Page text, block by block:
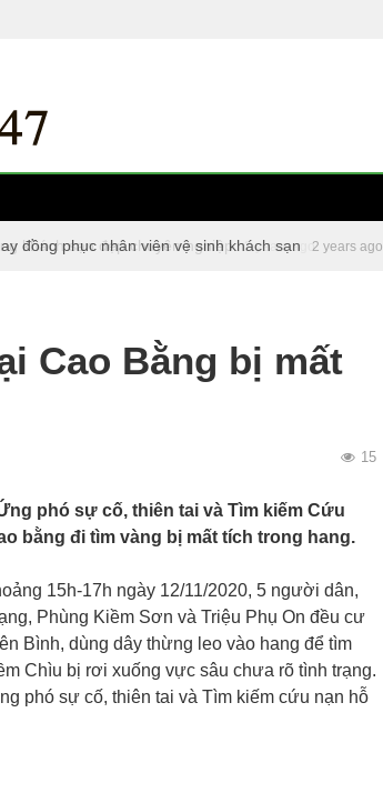
đồng phục nhân viên vệ sinh khách sạn 2 years ago
khách sạn đẹp chuyên nghiệp 2 years ago
Cao Bằng bị mất
15
phó sự cố, thiên tai và Tìm kiếm Cứu
bằng đi tìm vàng bị mất tích trong hang.
15h-17h ngày 12/11/2020, 5 người dân,
Phùng Kiềm Sơn và Triệu Phụ On đều cư
Bình, dùng dây thừng leo vào hang để tìm
Chìu bị rơi xuống vực sâu chưa rõ tình trạng.
phó sự cố, thiên tai và Tìm kiếm cứu nạn hỗ